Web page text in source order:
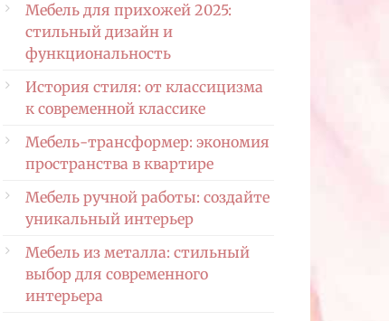
Мебель для прихожей 2025:
стильный дизайн и
функциональность
История стиля: от классицизма
к современной классике
Мебель-трансформер: экономия
пространства в квартире
Мебель ручной работы: создайте
уникальный интерьер
Мебель из металла: стильный
выбор для современного
интерьера